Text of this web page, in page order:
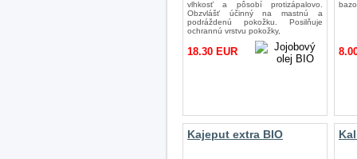
vlhkosť a pôsobí protizápalovo.
Obzvlášť účinný na mastnú a
podráždenú pokožku. Posilňuje
ochrannú vrstvu pokožky,
18.30 EUR
Kajeput extra BIO